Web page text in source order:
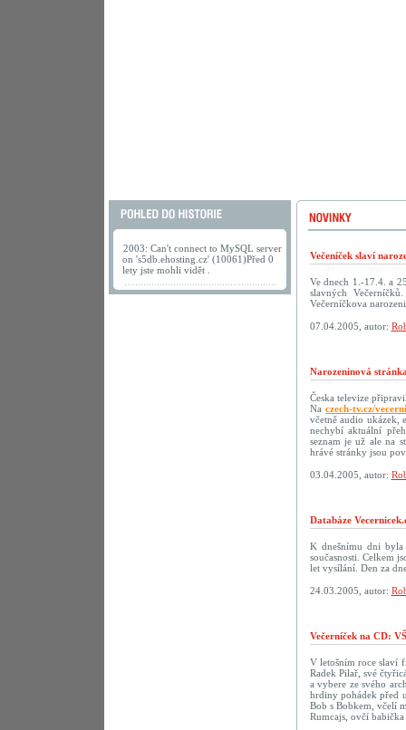
2003: Can't connect to MySQL server
on 's5db.ehosting.cz' (10061)Před 0
lety jste mohli vidět .
Večeníček slaví
Ve dnech 1.-17.4. a
slavných
Večerníčkova
07.04.2005, autor:
Narozeninová
Česka televize
Naczech-tv.cz/
včetně audio ukázek,
nechybí aktuální
seznam je už ale na
hrávé stránky jsou
03.04.2005, autor:
Databáze
K dnešnímu dni byla
současnosti. Celkem
let vysílání. Den za
24.03.2005, autor:
Večerníček na CD:
V letošním roce slaví
Radek Pilař, své
a vybere ze svého
hrdiny pohádek před
Bob s Bobkem, včelí
Rumcajs, ovčí